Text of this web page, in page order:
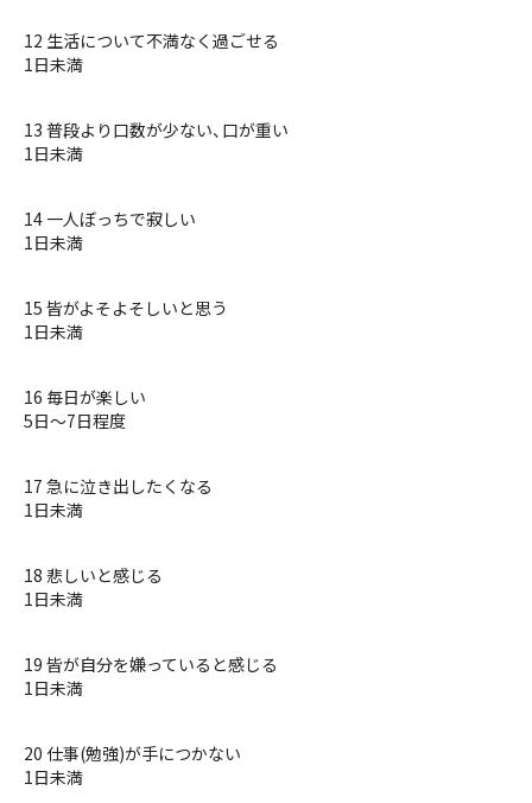
12 生活について不満なく過ごせる
1日未満
13 普段より口数が少ない、口が重い
1日未満
14 一人ぼっちで寂しい
1日未満
15 皆がよそよそしいと思う
1日未満
16 毎日が楽しい
5日〜7日程度
17 急に泣き出したくなる
1日未満
18 悲しいと感じる
1日未満
19 皆が自分を嫌っていると感じる
1日未満
20 仕事(勉強)が手につかない
1日未満